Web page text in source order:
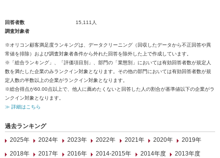
回答者数
15,111人
調査対象者
※オリコン顧客満足度ランキングは、データクリーニング（回収したデータから不正回答や異
常値を排除）および調査対象者条件から外れた回答を除外した上で作成しています。
※「総合ランキング」、「評価項目別」、部門の「業態別」においては有効回答者数が規定人
数を満たした企業のみランクイン対象となります。その他の部門においては有効回答者数が規
定人数の半数以上の企業がランクイン対象となります。
※総合得点が60.00点以上で、他人に薦めたくないと回答した人の割合が基準値以下の企業がラ
ンクイン対象となります。
≫ 詳細はこちら
過去ランキング
2025年
2024年 2023年 2022年 2021年 2020年
2019年
2018年
2017年 2016年 2014-2015年 2014年度
2013年度